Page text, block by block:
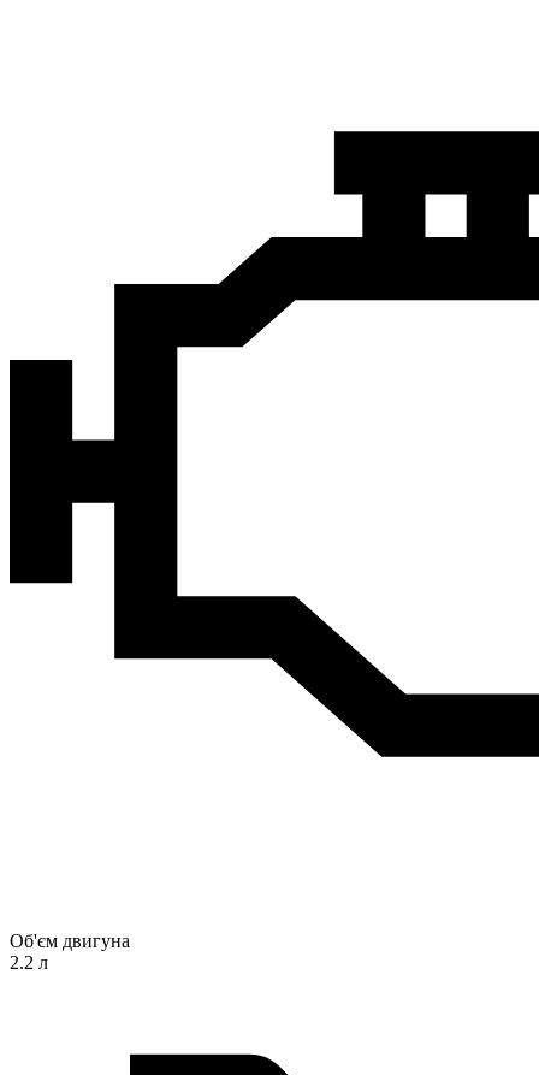
Об'єм двигуна
2.2 л